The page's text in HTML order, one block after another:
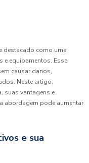
destacado como uma
e equipamentos. Essa
causar danos,
Neste artigo,
suas vantagens e
abordagem pode aumentar
e sua